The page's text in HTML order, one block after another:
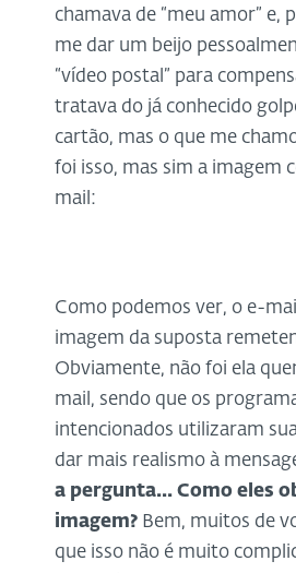
chamava de “meu amor” e,
me dar um beijo
“vídeo postal” para
tratava do já conhecido
cartão, mas o que me
foi isso, mas sim a imagem
mail:
Como podemos ver, o e-
imagem da suposta
Obviamente, não foi ela
mail, sendo que os
intencionados utilizaram
dar mais realismo à
a pergunta... Como eles
imagem? Bem, muitos de
que isso não é muito